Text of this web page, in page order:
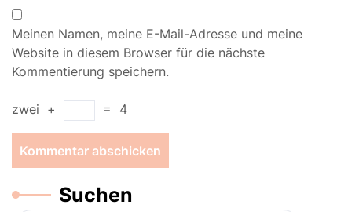
Meinen Namen, meine E-Mail-Adresse und meine
Website in diesem Browser für die nächste
Kommentierung speichern.
zwei + = 4
Suchen